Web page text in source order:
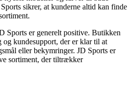
sikrer, at kunderne altid kan finde
Sports er generelt positive. Butikken
og kundesupport, der er klar til at
eller bekymringer. JD Sports er
sortiment, der tiltrækker